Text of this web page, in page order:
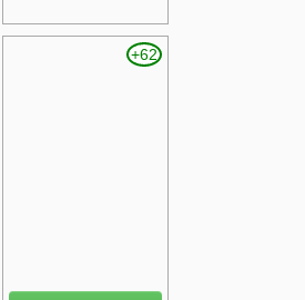
+62